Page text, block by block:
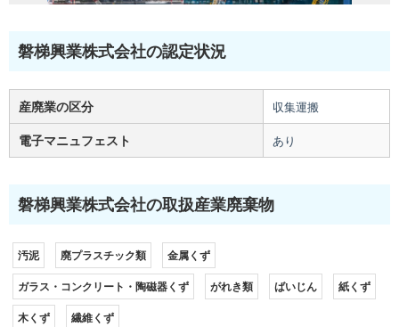
磐梯興業株式会社の認定状況
産廃業の区分 収集運搬
電子マニュフェスト あり
磐梯興業株式会社の取扱産業廃棄物
汚泥 廃プラスチック類
金属くず
ガラス・コンクリート・陶磁器くず
がれき類 ばいじん
紙くず
木くず
繊維くず